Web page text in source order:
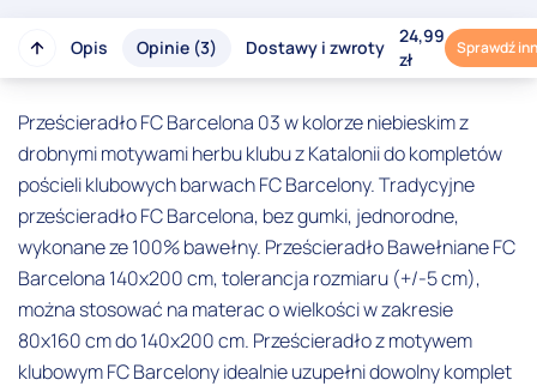
Opis Opinie (3) Dostawy i zwroty
24,99
zł
Sprawdź
Prześcieradło FC Barcelona 03 w kolorze niebieskim z
drobnymi motywami herbu klubu z Katalonii do kompletów
pościeli klubowych barwach FC Barcelony. Tradycyjne
prześcieradło FC Barcelona, bez gumki, jednorodne,
wykonane ze 100% bawełny. Prześcieradło Bawełniane FC
Barcelona 140x200 cm, tolerancja rozmiaru (+/-5 cm),
można stosować na materac o wielkości w zakresie
80x160 cm do 140x200 cm. Prześcieradło z motywem
klubowym FC Barcelony idealnie uzupełni dowolny komplet